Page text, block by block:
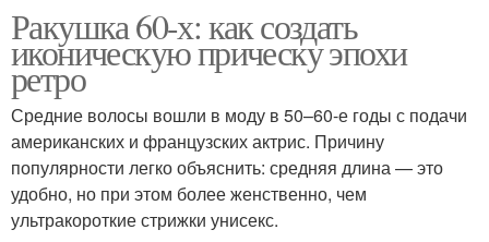
Ракушка 60-х: как создать
иконическую прическу эпохи
ретро
Средние волосы вошли в моду в 50–60-е годы с подачи
американских и французских актрис. Причину
популярности легко объяснить: средняя длина — это
удобно, но при этом более женственно, чем
ультракороткие стрижки унисекс.